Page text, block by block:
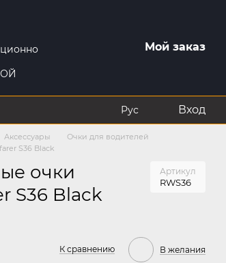
Мой заказ
Рус Вход
Аксессуары
Очки для водителей
S36 Black
очки
S36 Black
Артикул
RWS36
К сравнению В желания